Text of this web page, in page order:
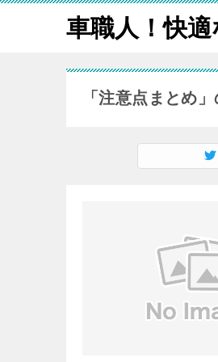
車職人！快
「注意点まとめ